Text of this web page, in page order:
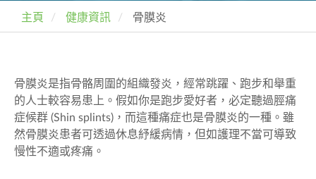
主頁 健康資訊 骨膜炎
骨膜炎是指骨骼周圍的組織發炎，經常跳躍、跑步和舉重
的人士較容易患上。假如你是跑步愛好者，必定聽過脛痛
症候群 (Shin splints)，而這種痛症也是骨膜炎的一種。雖
然骨膜炎患者可透過休息紓緩病情，但如護理不當可導致
慢性不適或疼痛。